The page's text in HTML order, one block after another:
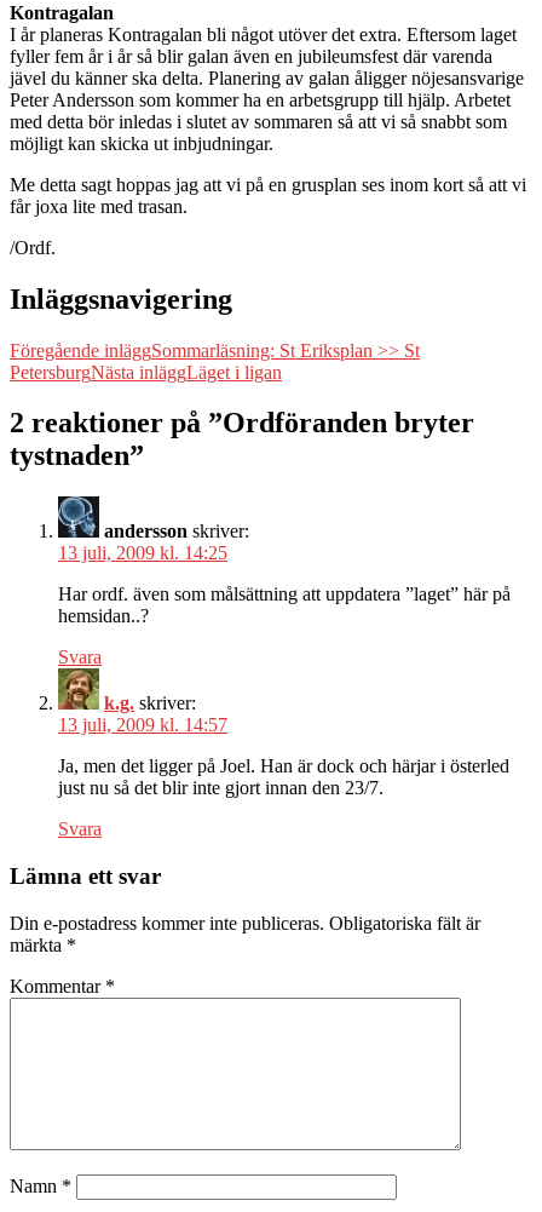
Kontragalan
I år planeras Kontragalan bli något utöver det extra. Eftersom laget
fyller fem år i år så blir galan även en jubileumsfest där varenda
jävel du känner ska delta. Planering av galan åligger nöjesansvarige
Peter Andersson som kommer ha en arbetsgrupp till hjälp. Arbetet
med detta bör inledas i slutet av sommaren så att vi så snabbt som
möjligt kan skicka ut inbjudningar.
Me detta sagt hoppas jag att vi på en grusplan ses inom kort så att vi
får joxa lite med trasan.
/Ordf.
Inläggsnavigering
Föregående inläggSommarläsning: St Eriksplan >> St
PetersburgNästa inläggLäget i ligan
2 reaktioner på ”Ordföranden bryter
tystnaden”
andersson skriver:
13 juli, 2009 kl. 14:25
Har ordf. även som målsättning att uppdatera ”laget” här på
hemsidan..?
Svara
k.g. skriver:
13 juli, 2009 kl. 14:57
Ja, men det ligger på Joel. Han är dock och härjar i österled
just nu så det blir inte gjort innan den 23/7.
Svara
Lämna ett svar
Din e-postadress kommer inte publiceras. Obligatoriska fält är
märkta *
Kommentar *
Namn *